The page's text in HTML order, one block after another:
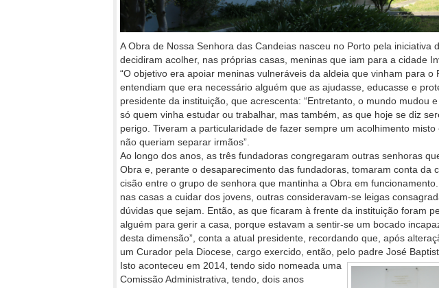
A Obra de Nossa Senhora das Candeias nasceu no Porto pela iniciativa
decidiram acolher, nas próprias casas, meninas que iam para a cidade
“O objetivo era apoiar meninas vulneráveis da aldeia que vinham para o
entendiam que era necessário alguém que as ajudasse, educasse e
presidente da instituição, que acrescenta: “Entretanto, o mundo mudou
só quem vinha estudar ou trabalhar, mas também, as que hoje se diz
perigo. Tiveram a particularidade de fazer sempre um acolhimento
não queriam separar irmãos”.
Ao longo dos anos, as três fundadoras congregaram outras senhoras
Obra e, perante o desaparecimento das fundadoras, tomaram conta da
cisão entre o grupo de senhora que mantinha a Obra em
nas casas a cuidar dos jovens, outras consideravam-se leigas
dúvidas que sejam. Então, as que ficaram à frente da instituição foram
alguém para gerir a casa, porque estavam a sentir-se um bocado
desta dimensão”, conta a atual presidente, recordando que, após
um Curador pela Diocese, cargo exercido, então, pelo padre José
Isto aconteceu em 2014, tendo sido nomeada uma
Comissão Administrativa, tendo, dois anos